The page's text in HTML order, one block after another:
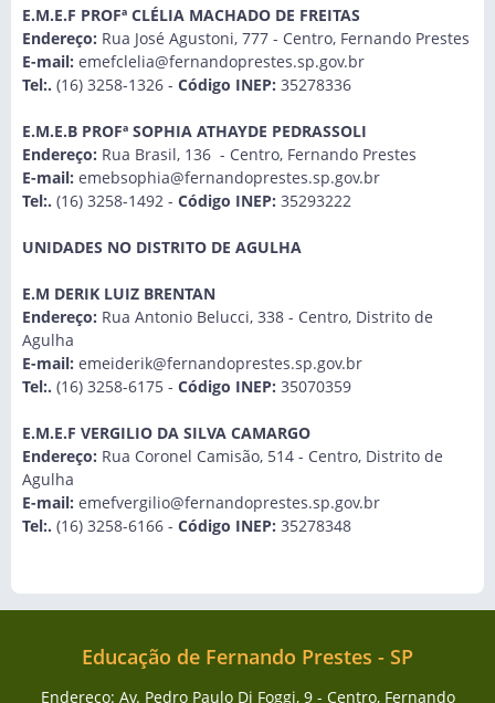
E.M.E.F PROFª CLÉLIA MACHADO DE FREITAS
Endereço: Rua José Agustoni, 777 - Centro, Fernando Prestes
E-mail: emefclelia@fernandoprestes.sp.gov.br
Tel:. (16) 3258-1326 - Código INEP: 35278336
E.M.E.B PROFª SOPHIA ATHAYDE PEDRASSOLI
Endereço: Rua Brasil, 136 - Centro, Fernando Prestes
E-mail: emebsophia@fernandoprestes.sp.gov.br
Tel:. (16) 3258-1492 - Código INEP: 35293222
UNIDADES NO DISTRITO DE AGULHA
E.M DERIK LUIZ BRENTAN
Endereço: Rua Antonio Belucci, 338 - Centro, Distrito de
Agulha
E-mail: emeiderik@fernandoprestes.sp.gov.br
Tel:. (16) 3258-6175 - Código INEP: 35070359
E.M.E.F VERGILIO DA SILVA CAMARGO
Endereço: Rua Coronel Camisão, 514 - Centro, Distrito de
Agulha
E-mail: emefvergilio@fernandoprestes.sp.gov.br
Tel:. (16) 3258-6166 - Código INEP: 35278348
Educação de Fernando Prestes - SP
Endereço: Av. Pedro Paulo Di Foggi, 9 - Centro, Fernando